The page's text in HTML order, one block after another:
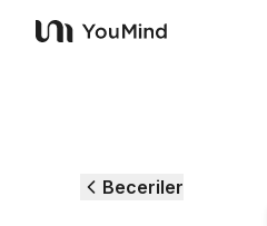
YouMind
Beceriler